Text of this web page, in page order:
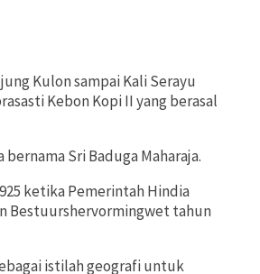
Kulon sampai Kali Serayu
Kebon Kopi II yang berasal
Sri Baduga Maharaja.
ketika Pemerintah Hindia
Bestuurshervormingwet tahun
istilah geografi untuk